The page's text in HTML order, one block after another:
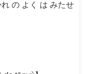
の よく は みたせ